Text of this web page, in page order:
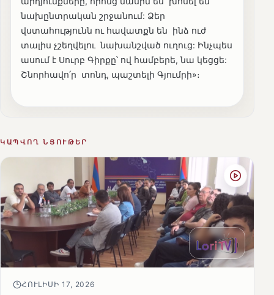
նախընտրական շրջանում: Ձեր
վստահությունն ու հավատքն են ինձ ուժ
տալիս չշեղվելու նախանշված ուղուց: Ինչպես
ասում է Սուրբ Գիրքը՝ ով համբերե, նա կեցցե:
Շնորհավո՛ր տոնդ, պաշտելի Գյումրի»։
ԿԱՊՎՈՂ ՆՅՈՒԹԵՐ
ՀՈՒԼԻՍԻ 17, 2026